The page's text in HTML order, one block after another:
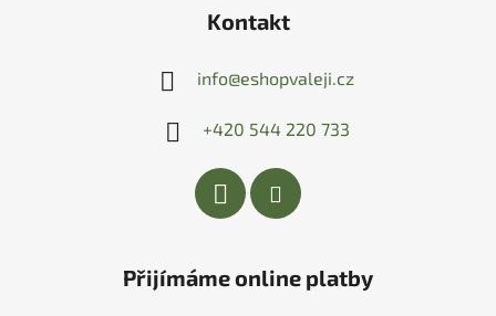
Kontakt
info@eshopvaleji.cz
+420 544 220 733
Přijímáme online platby